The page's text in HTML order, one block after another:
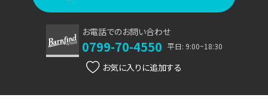
お電話でのお問い合わせ
0799-70-4550 平日: 9:00~18:30
お気に入り